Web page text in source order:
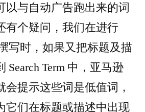
以与自动广告跑出来的词
有个疑问，我们在进行
写时，如果又把标题及描
Search Term 中，亚马逊
会提示这些词是低值词，
它们在标题或描述中出现